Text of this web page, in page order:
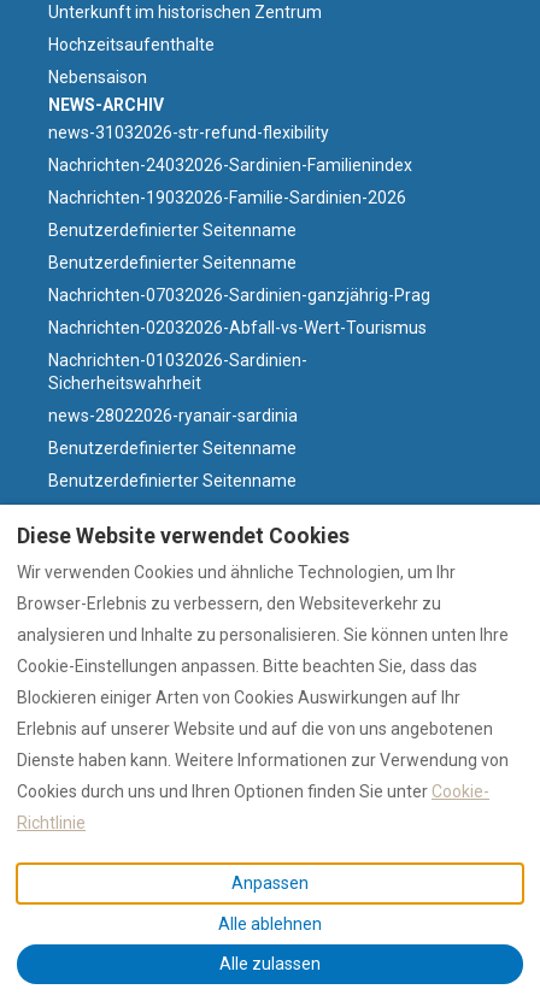
Unterkunft im historischen Zentrum
Hochzeitsaufenthalte
Nebensaison
NEWS-ARCHIV
news-31032026-str-refund-flexibility
Nachrichten-24032026-Sardinien-Familienindex
Nachrichten-19032026-Familie-Sardinien-2026
Benutzerdefinierter Seitenname
Benutzerdefinierter Seitenname
Nachrichten-07032026-Sardinien-ganzjährig-Prag
Nachrichten-02032026-Abfall-vs-Wert-Tourismus
Nachrichten-01032026-Sardinien-
Sicherheitswahrheit
news-28022026-ryanair-sardinia
Benutzerdefinierter Seitenname
Benutzerdefinierter Seitenname
2025
Luxustourismus
Nachrichten-10022026-str-Wirtschaft
news-10022026-aeroitalia-flüge
Nachrichten-09022026-Standards
news-09022026-ist-olbia-lohnt-einen-besuch
news-09022026-olbia-flights-tax-hike
news-09022026-spain-removals
Unterkünfte
Ausstattung
Archaeologische-staetten-nordsardinien
bars-aperitivo-olbia-golfo-aranci
Direkt-buchen-ohne-gebuehren
Diese Website verwendet Cookies
Wir verwenden Cookies und ähnliche Technologien, um Ihr
Browser-Erlebnis zu verbessern, den Websiteverkehr zu
analysieren und Inhalte zu personalisieren. Sie können unten Ihre
Cookie-Einstellungen anpassen. Bitte beachten Sie, dass das
Blockieren einiger Arten von Cookies Auswirkungen auf Ihr
Erlebnis auf unserer Website und auf die von uns angebotenen
Dienste haben kann. Weitere Informationen zur Verwendung von
Cookies durch uns und Ihren Optionen finden Sie unter Cookie-
Richtlinie
Anpassen
Alle ablehnen
Alle zulassen